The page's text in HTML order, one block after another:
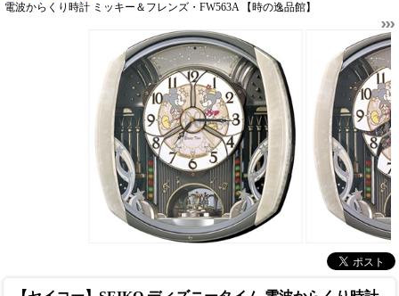
電波からくり時計 ミッキー＆フレンズ・FW563A 【時の逸品館】